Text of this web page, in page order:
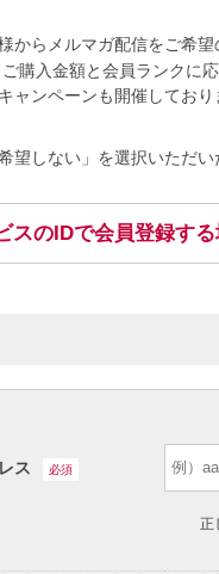
からメルマガ配信をご希
購入金額と会員ランクに
ャンペーンも開催しており
望しない」を選択いただ
スのIDで会員登録す
ス 必須
正